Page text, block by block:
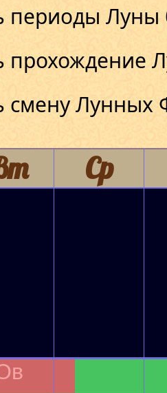
периоды Луны
прохождение
смену Лунных
Ср